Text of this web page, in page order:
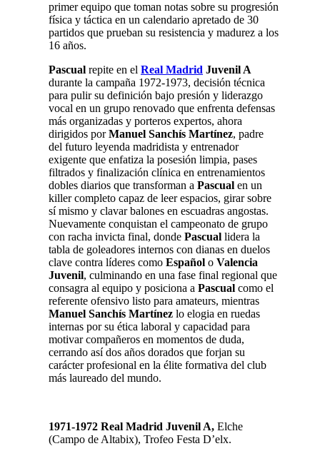
primer equipo que toman notas sobre su progresión
física y táctica en un calendario apretado de 30
partidos que prueban su resistencia y madurez a los
16 años.
Pascual repite en el Real Madrid Juvenil A
durante la campaña 1972-1973, decisión técnica
para pulir su definición bajo presión y liderazgo
vocal en un grupo renovado que enfrenta defensas
más organizadas y porteros expertos, ahora
dirigidos porManuel Sanchís Martínez, padre
del futuro leyenda madridista y entrenador
exigente que enfatiza la posesión limpia, pases
filtrados y finalización clínica en entrenamientos
dobles diarios que transforman a Pascual en un
killer completo capaz de leer espacios, girar sobre
sí mismo y clavar balones en escuadras angostas.
Nuevamente conquistan el campeonato de grupo
con racha invicta final, donde Pascual lidera la
tabla de goleadores internos con dianas en duelos
clave contra líderes como Español o Valencia
Juvenil, culminando en una fase final regional que
consagra al equipo y posiciona a Pascual como el
referente ofensivo listo para amateurs, mientras
Manuel Sanchís Martínez lo elogia en ruedas
internas por su ética laboral y capacidad para
motivar compañeros en momentos de duda,
cerrando así dos años dorados que forjan su
carácter profesional en la élite formativa del club
más laureado del mundo.
1971-1972 Real Madrid Juvenil A, Elche
(Campo de Altabix), Trofeo Festa D’elx.